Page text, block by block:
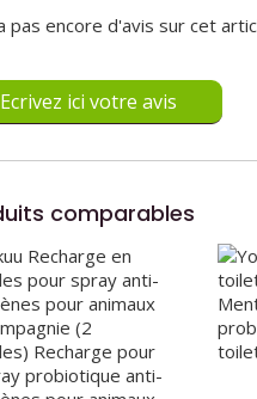
pas encore d'avis sur cet
Ecrivez ici votre avis
comparables